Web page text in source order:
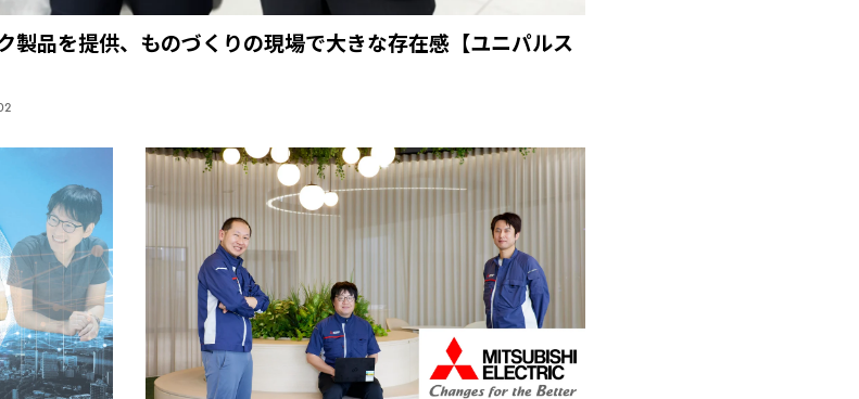
製品を提供、ものづくりの現場で大きな存在感【ユニパルス